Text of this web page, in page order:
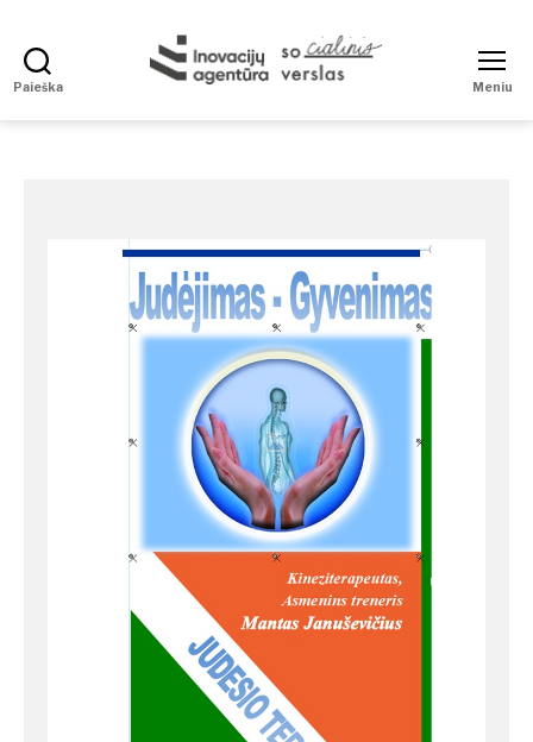
Paieška
Enterprise
Meniu